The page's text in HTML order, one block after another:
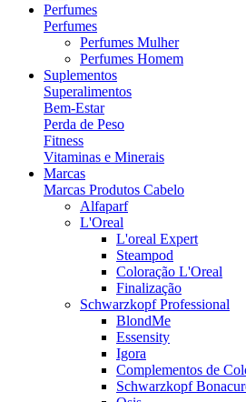
Perfumes
Perfumes
Perfumes Mulher
Perfumes Homem
Suplementos
Superalimentos
Bem-Estar
Perda de Peso
Fitness
Vitaminas e Minerais
Marcas
Marcas Produtos Cabelo
Alfaparf
L'Oreal
L'oreal Expert
Steampod
Coloração L'Oreal
Finalização
Schwarzkopf Professional
BlondMe
Essensity
Igora
Complementos de
Schwarzkopf